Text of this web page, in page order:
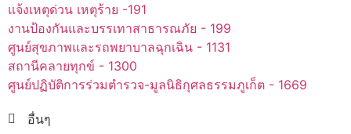
แจ้งเหตุด่วน เหตุร้าย -191
งานป้องกันและบรรเทาสาธารณภัย - 199
ศูนย์สุขภาพและรถพยาบาลฉุกเฉิน - 1131
สถานีคลายทุกข์ - 1300
ศูนย์ปฏิบัติการร่วมตำรวจ-มูลนิธิกุศลธรรมภูเก็ต - 1669
อื่นๆ